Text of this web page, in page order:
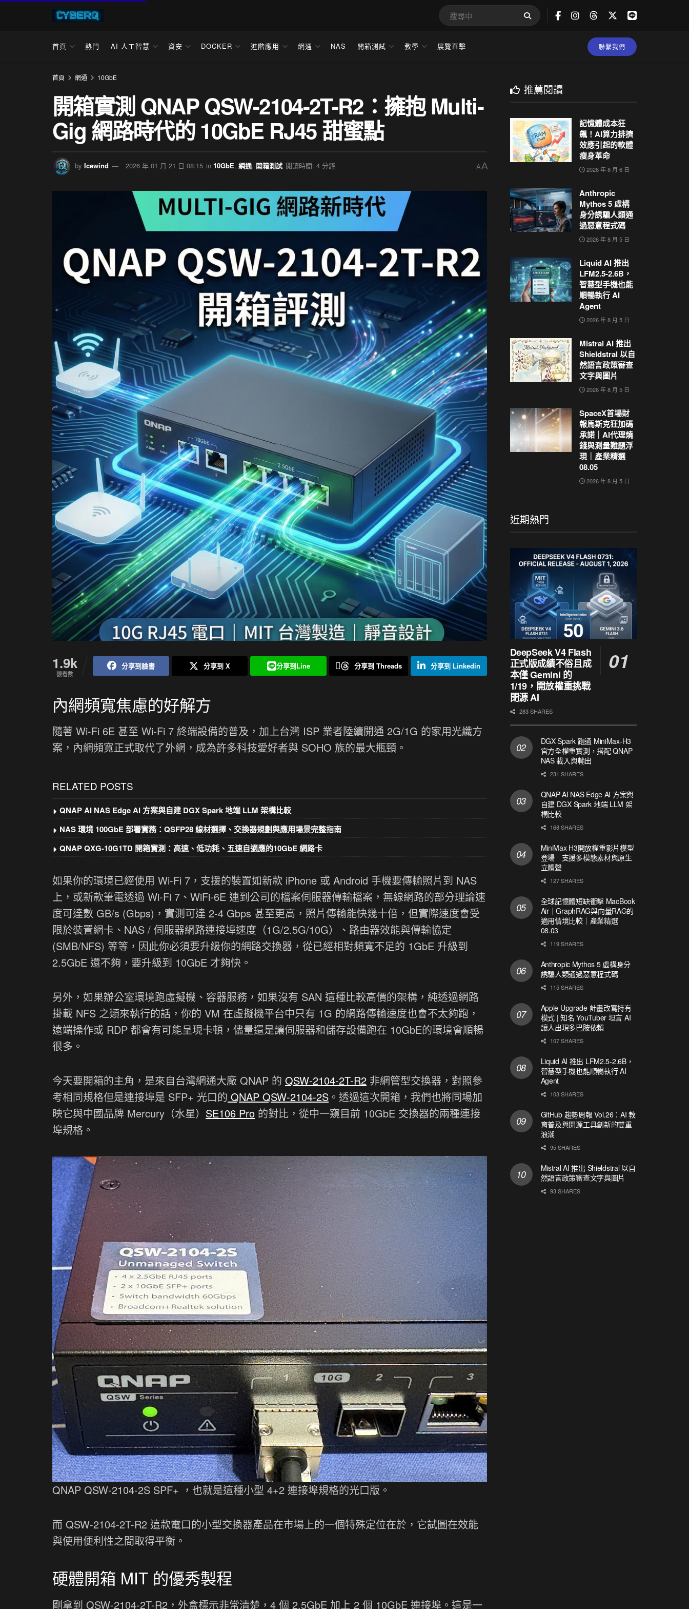
首頁 熱門 AI 人工智慧 資安 DOCKER 進階應用 網通 NAS 開箱測試 教學 展覽直擊 聯繫我們
首頁 網通 10GbE
開箱實測 QNAP QSW-2104-2T-R2：擁抱 Multi-
Gig 網路時代的 10GbE RJ45 甜蜜點
by Icewind 2026 年 01 月 21 日 08:15 in 10GbE, 網通, 開箱測試 閱讀時間: 4 分鐘 AA
1.9k
觀看數
分享到臉書 分享到 X 分享到Line 分享到 Threads 分享到 Linkedin
內網頻寬焦慮的好解方
隨著 Wi-Fi 6E 甚至 Wi-Fi 7 終端設備的普及，加上台灣 ISP 業者陸續開通 2G/1G 的家用光纖方
案，內網頻寬正式取代了外網，成為許多科技愛好者與 SOHO 族的最大瓶頸。
RELATED POSTS
QNAP AI NAS Edge AI 方案與自建 DGX Spark 地端 LLM 架構比較
NAS 環境 100GbE 部署實務：QSFP28 線材選擇、交換器規劃與應用場景完整指南
QNAP QXG-10G1TD 開箱實測：高速、低功耗、五速自適應的10GbE 網路卡
如果你的環境已經使用 Wi-Fi 7，支援的裝置如新款 iPhone 或 Android 手機要傳輸照片到 NAS
上，或新款筆電透過 Wi-Fi 7、WiFi-6E 連到公司的檔案伺服器傳輸檔案，無線網路的部分理論速
度可達數 GB/s (Gbps)，實測可達 2-4 Gbps 甚至更高，照片傳輸能快幾十倍，但實際速度會受
限於裝置網卡、NAS / 伺服器網路連接埠速度（1G/2.5G/10G）、路由器效能與傳輸協定
(SMB/NFS) 等等，因此你必須要升級你的網路交換器，從已經相對頻寬不足的 1GbE 升級到
2.5GbE 還不夠，要升級到 10GbE 才夠快。
另外，如果辦公室環境跑虛擬機、容器服務，如果沒有 SAN 這種比較高價的架構，純透過網路
掛載 NFS 之類來執行的話，你的 VM 在虛擬機平台中只有 1G 的網路傳輸速度也會不太夠跑，
遠端操作或 RDP 都會有可能呈現卡頓，儘量還是讓伺服器和儲存設備跑在 10GbE的環境會順暢
很多。
今天要開箱的主角，是來自台灣網通大廠 QNAP 的 QSW-2104-2T-R2 非網管型交換器，對照參
考相同規格但是連接埠是 SFP+ 光口的 QNAP QSW-2104-2S 。透過這次開箱，我們也將同場加
映它與中國品牌 Mercury（水星） SE106 Pro 的對比，從中一窺目前 10GbE 交換器的兩種連接
埠規格。
QNAP QSW-2104-2S SPF+ ，也就是這種小型 4+2 連接埠規格的光口版。
而 QSW-2104-2T-R2 這款電口的小型交換器產品在市場上的一個特殊定位在於，它試圖在效能
與使用便利性之間取得平衡。
硬體開箱 MIT 的優秀製程
剛拿到 QSW-2104-2T-R2，外盒標示非常清楚，4 個 2.5GbE 加上 2 個 10GbE 連接埠。這是一
推薦閱讀
記憶體成本狂
飆！AI算力排擠
效應引起的軟體
瘦身革命
2026 年 8 月 6 日
Anthropic
Mythos 5 虛構
身分誘騙人類通
過惡意程式碼
2026 年 8 月 5 日
Liquid AI 推出
LFM2.5-2.6B，
智慧型手機也能
順暢執行 AI
Agent
2026 年 8 月 5 日
Mistral AI 推出
Shieldstral 以自
然語言政策審查
文字與圖片
2026 年 8 月 5 日
SpaceX首場財
報馬斯克狂加碼
承諾｜AI代理燒
錢與測量難題浮
現｜產業精選
08.05
2026 年 8 月 5 日
近期熱門
DeepSeek V4 Flash
正式版成績不俗且成
本僅 Gemini 的
1/19，開放權重挑戰
閉源 AI
283 SHARES
DGX Spark 跑通 MiniMax-H3
官方全權重實測，搭配 QNAP
NAS 載入與輸出
231 SHARES
QNAP AI NAS Edge AI 方案與
自建 DGX Spark 地端 LLM 架
構比較
168 SHARES
MiniMax H3開放權重影片模型
登場 支援多模態素材與原生
立體聲
127 SHARES
全球記憶體短缺衝擊 MacBook
Air｜GraphRAG與向量RAG的
適用情境比較｜產業精選
08.03
119 SHARES
Anthropic Mythos 5 虛構身分
誘騙人類通過惡意程式碼
115 SHARES
Apple Upgrade 計畫改寫持有
模式 | 知名 YouTuber 坦言 AI
讓人出現多巴胺依賴
107 SHARES
Liquid AI 推出 LFM2.5-2.6B，
智慧型手機也能順暢執行 AI
Agent
103 SHARES
GitHub 趨勢周報 Vol.26：AI 教
育普及與開源工具創新的雙重
浪潮
95 SHARES
Mistral AI 推出 Shieldstral 以自
然語言政策審查文字與圖片
93 SHARES